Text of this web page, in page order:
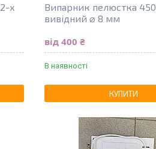
х
Випарник пелюстка
вивідний ⌀ 8 мм
від 400 ₴
В наявності
КУПИТИ